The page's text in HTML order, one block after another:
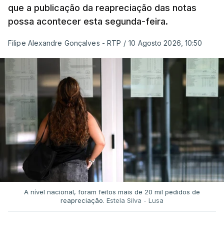
que a publicação da reapreciação das notas
possa acontecer esta segunda-feira.
Filipe Alexandre Gonçalves - RTP / 10 Agosto 2026, 10:50
A nível nacional, foram feitos mais de 20 mil pedidos de
reapreciação. Estela Silva - Lusa